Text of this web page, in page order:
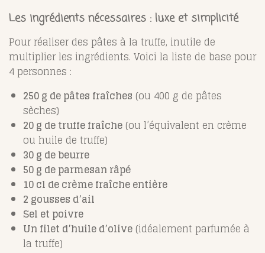
Les ingrédients nécessaires : luxe et simplicité
Pour réaliser des pâtes à la truffe, inutile de
multiplier les ingrédients. Voici la liste de base pour
4 personnes :
250 g de pâtes fraîches (ou 400 g de pâtes
sèches)
20 g de truffe fraîche (ou l’équivalent en crème
ou huile de truffe)
30 g de beurre
50 g de parmesan râpé
10 cl de crème fraîche entière
2 gousses d’ail
Sel et poivre
Un filet d’huile d’olive (idéalement parfumée à
la truffe)